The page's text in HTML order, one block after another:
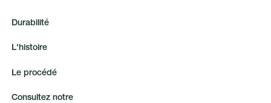
Durabilité
L'histoire
Le procédé
Consultez notre